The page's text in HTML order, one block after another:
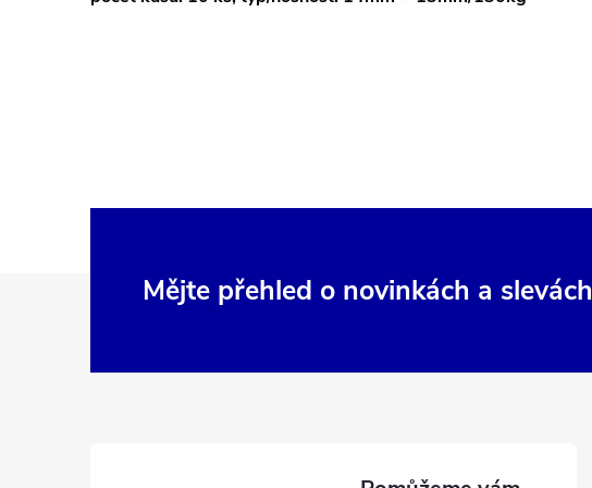
Mějte přehled o novinkách a slevách